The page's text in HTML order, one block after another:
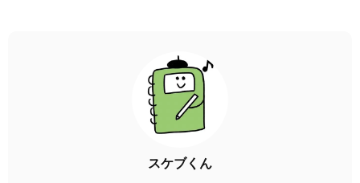
スケブくん